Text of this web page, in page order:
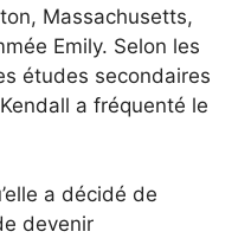
Massachusetts,
Emily. Selon les
études secondaires
a fréquenté le
a décidé de
devenir